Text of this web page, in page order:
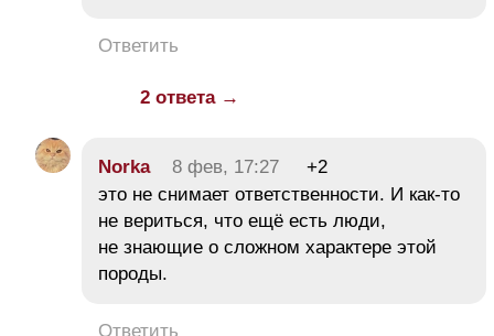
Ответить
2 ответа →
Norka 8 фев, 17:27
+2
это не снимает ответственности. И как-то
не вериться, что ещё есть люди,
не знающие о сложном характере этой
породы.
Ответить